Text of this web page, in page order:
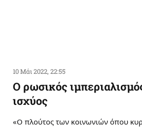
10 Μάι 2022, 22:55
Ο ρωσικός
ισχύος
«Ο πλούτος των κοινωνιών όπου